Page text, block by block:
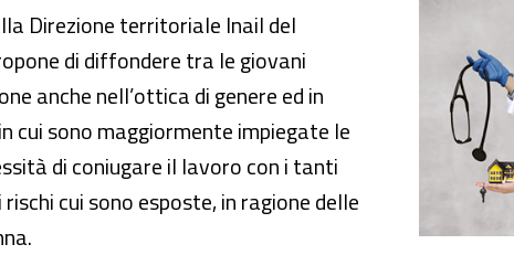
Direzione territoriale Inail del
di diffondere tra le giovani
anche nell’ottica di genere ed in
sono maggiormente impiegate le
di coniugare il lavoro con i tanti
cui sono esposte, in ragione delle